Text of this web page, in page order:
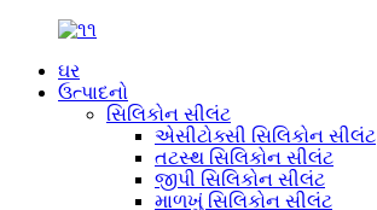
ઘર
ઉત્પાદનો
સિલિકોન સીલંટ
એસીટોક્સી સિલિકોન સીલંટ
તટસ્થ સિલિકોન સીલંટ
જીપી સિલિકોન સીલંટ
માળખું સિલિકોન સીલંટ